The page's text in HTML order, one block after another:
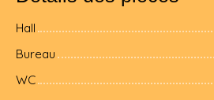
Hall
Bureau
WC